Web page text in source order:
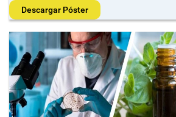
Descargar Póster